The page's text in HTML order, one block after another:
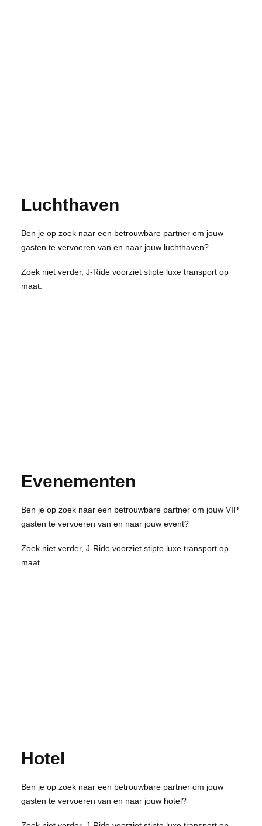
Luchthaven
Ben je op zoek naar een betrouwbare partner om jouw
gasten te vervoeren van en naar jouw luchthaven?
Zoek niet verder, J-Ride voorziet stipte luxe transport op
maat.
Evenementen
Ben je op zoek naar een betrouwbare partner om jouw VIP
gasten te vervoeren van en naar jouw event?
Zoek niet verder, J-Ride voorziet stipte luxe transport op
maat.
Hotel
Ben je op zoek naar een betrouwbare partner om jouw
gasten te vervoeren van en naar jouw hotel?